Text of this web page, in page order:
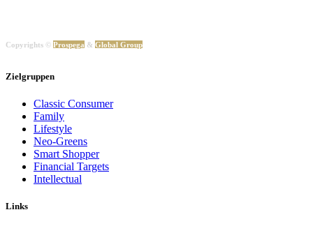
Copyrights © Prospega & Global Group
Zielgruppen
Classic Consumer
Family
Lifestyle
Neo-Greens
Smart Shopper
Financial Targets
Intellectual
Links